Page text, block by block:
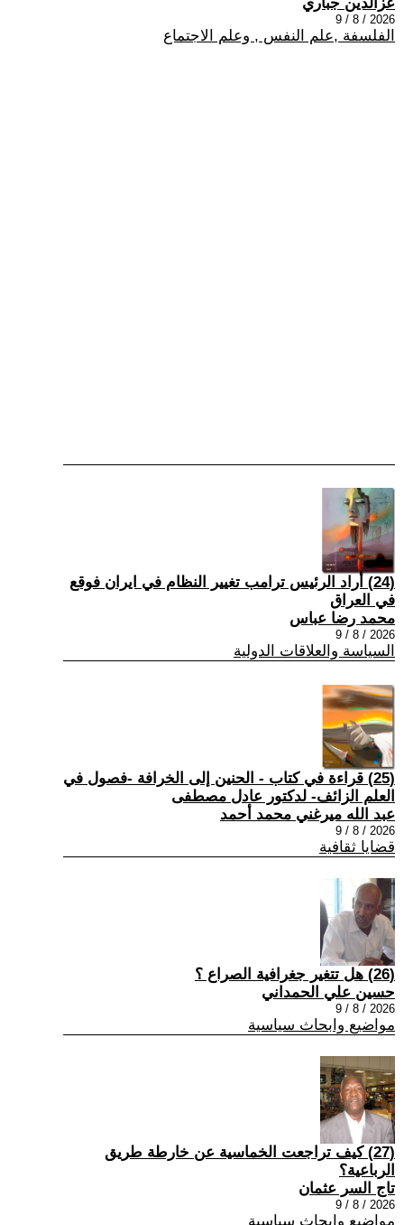
2026 / 8 / 9
الفلسفة ,علم النفس , وعلم الاجتماع
(24) أراد الرئيس ترامب تغيير النظام في ايران فوقع
في العراق
محمد رضا عباس
2026 / 8 / 9
السياسة والعلاقات الدولية
(25) قراءة في كتاب - الحنين إلى الخرافة -فصول في
العلم الزائف- لدكتور عادل مصطفى
عبد الله ميرغني محمد أحمد
2026 / 8 / 9
قضايا ثقافية
(26) هل تتغير جغرافية الصراع ؟
حسين علي الحمداني
2026 / 8 / 9
مواضيع وابحاث سياسية
(27) كيف تراجعت الخماسية عن خارطة طريق
الرباعية؟
تاج السر عثمان
2026 / 8 / 9
مواضيع وابحاث سياسية